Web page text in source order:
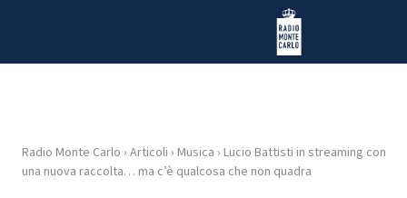
Radio Monte Carlo
HOME
Radio Monte Carlo › Articoli › Musica › Lucio Battisti in streaming con
una nuova raccolta… ma c’è qualcosa che non quadra